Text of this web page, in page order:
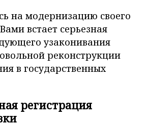
на модернизацию своего
встает серьезная
узаконивания
реконструкции
в государственных
регистрация